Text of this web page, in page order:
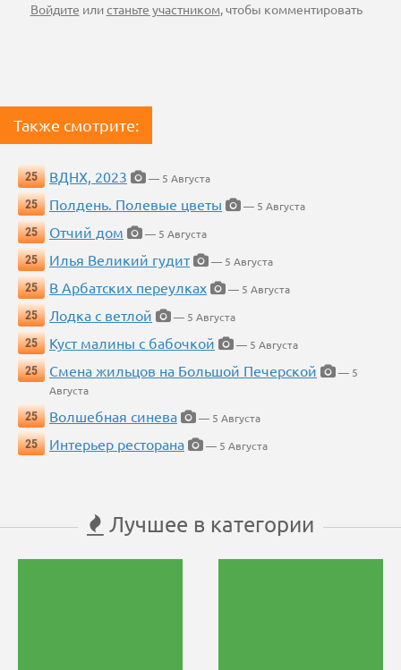
Войдите илистаньте участником, чтобы комментировать
Также смотрите:
25 ВДНХ, 2023
— 5 Августа
25
Полдень. Полевые цветы
— 5 Августа
25
Отчий дом
— 5 Августа
25
Илья Великий гудит
— 5 Августа
25
В Арбатских переулках
— 5 Августа
25
Лодка с ветлой
— 5 Августа
25
Куст малины с бабочкой
— 5 Августа
25
Смена жильцов на Большой Печерской
— 5
Августа
25
Волшебная синева
— 5 Августа
25
Интерьер ресторана — 5 Августа
Лучшее в категории